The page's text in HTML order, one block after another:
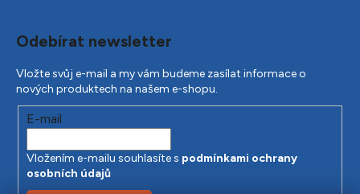
Odebírat newsletter
Vložte svůj e-mail a my vám budeme zasílat informace o
nových produktech na našem e-shopu.
E-mail
Vložením e-mailu souhlasíte s podmínkami ochrany
osobních údajů